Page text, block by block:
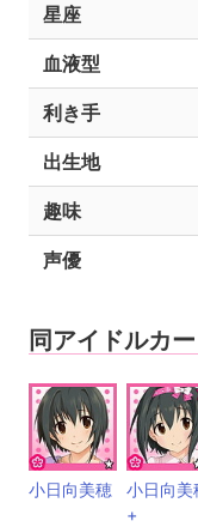
星座
血液型
利き手
出生地
趣味
声優
同アイドルカ
小日向美穂
小日向美
+